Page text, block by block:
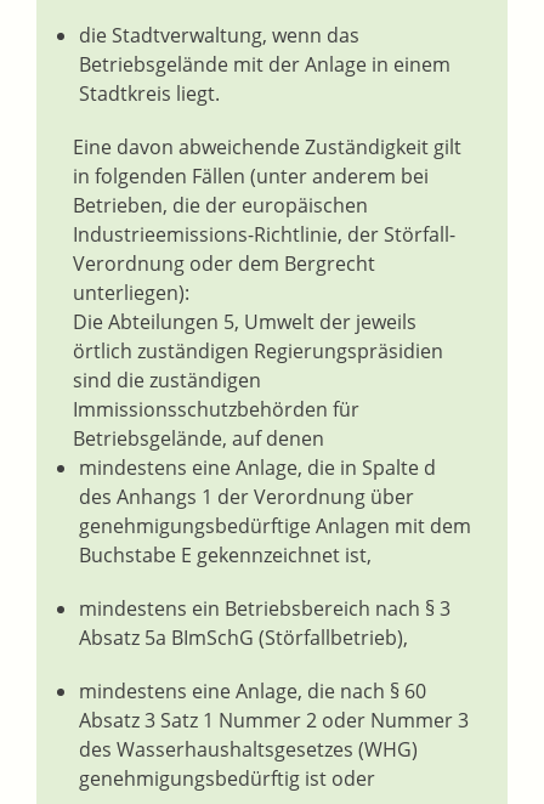
die Stadtverwaltung, wenn das
Betriebsgelände mit der Anlage in einem
Stadtkreis liegt.
Eine davon abweichende Zuständigkeit gilt
in folgenden Fällen (unter anderem bei
Betrieben, die der europäischen
Industrieemissions-Richtlinie, der Störfall-
Verordnung oder dem Bergrecht
unterliegen):
Die Abteilungen 5, Umwelt der jeweils
örtlich zuständigen Regierungspräsidien
sind die zuständigen
Immissionsschutzbehörden für
Betriebsgelände, auf denen
mindestens eine Anlage, die in Spalte d
des Anhangs 1 der Verordnung über
genehmigungsbedürftige Anlagen mit dem
Buchstabe E gekennzeichnet ist,
mindestens ein Betriebsbereich nach § 3
Absatz 5a BImSchG (Störfallbetrieb),
mindestens eine Anlage, die nach § 60
Absatz 3 Satz 1 Nummer 2 oder Nummer 3
des Wasserhaushaltsgesetzes (WHG)
genehmigungsbedürftig ist oder